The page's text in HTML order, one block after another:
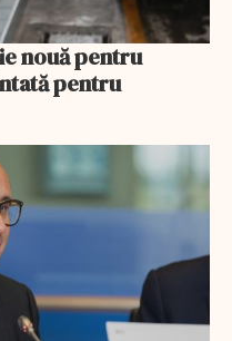
nouă pentru
pentru